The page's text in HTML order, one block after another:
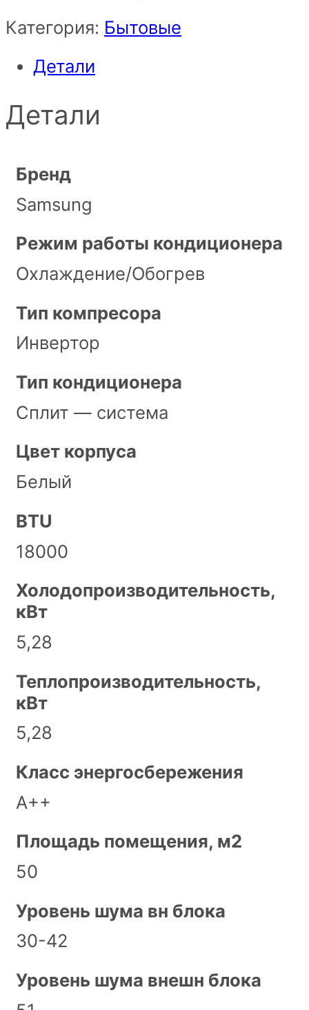
Категория: Бытовые
Детали
Детали
Бренд
Samsung
Режим работы кондиционера
Охлаждение/Обогрев
Тип компресора
Инвертор
Тип кондиционера
Сплит — система
Цвет корпуса
Белый
BTU
18000
Холодопроизводительность,
кВт
5,28
Теплопроизводительность,
кВт
5,28
Класс энергосбережения
А++
Площадь помещения, м2
50
Уровень шума вн блока
30-42
Уровень шума внешн блока